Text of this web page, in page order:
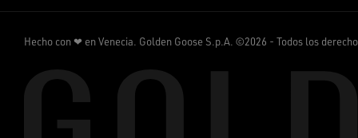
Hecho con ❤ en Venecia. Golden Goose S.p.A. ©2026 - Todos los